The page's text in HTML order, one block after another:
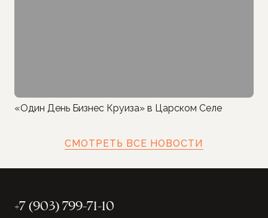
«Один День Бизнес Круиза» в Царском Селе
СМОТРЕТЬ ВСЕ НОВОСТИ
+7 (903) 799-71-10